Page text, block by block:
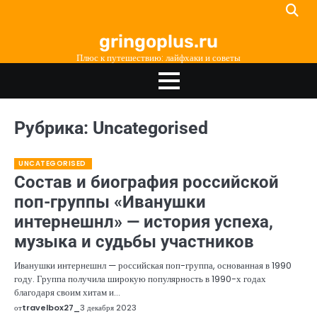
gringoplus.ru
Плюс к путешествию: лайфхаки и советы
Рубрика: Uncategorised
UNCATEGORISED
Состав и биография российской
поп-группы «Иванушки
интернешнл» — история успеха,
музыка и судьбы участников
Иванушки интернешнл — российская поп-группа, основанная в 1990
году. Группа получила широкую популярность в 1990-х годах
благодаря своим хитам и…
отtravelbox27_ 3 декабря 2023